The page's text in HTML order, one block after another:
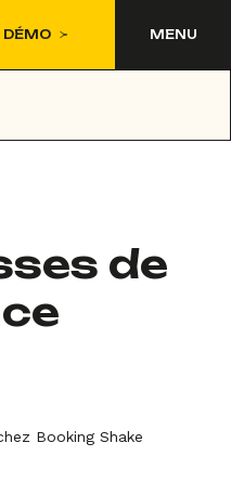
DÉMO MENU
de
Booking Shake